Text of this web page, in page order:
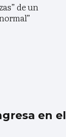
de un
en el